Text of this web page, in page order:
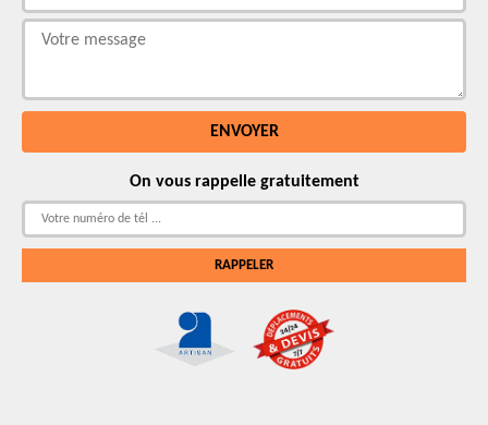
On vous rappelle gratuitement